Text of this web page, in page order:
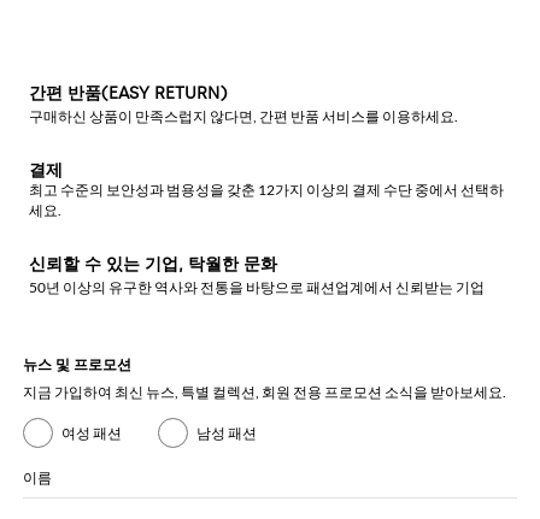
간편 반품(EASY RETURN)
구매하신 상품이 만족스럽지 않다면, 간편 반품 서비스를 이용하세요.
결제
최고 수준의 보안성과 범용성을 갖춘 12가지 이상의 결제 수단 중에서 선택하
세요.
신뢰할 수 있는 기업, 탁월한 문화
50년 이상의 유구한 역사와 전통을 바탕으로 패션업계에서 신뢰받는 기업
뉴스 및 프로모션
지금 가입하여 최신 뉴스, 특별 컬렉션, 회원 전용 프로모션 소식을 받아보세요.
여성 패션 남성 패션
이름